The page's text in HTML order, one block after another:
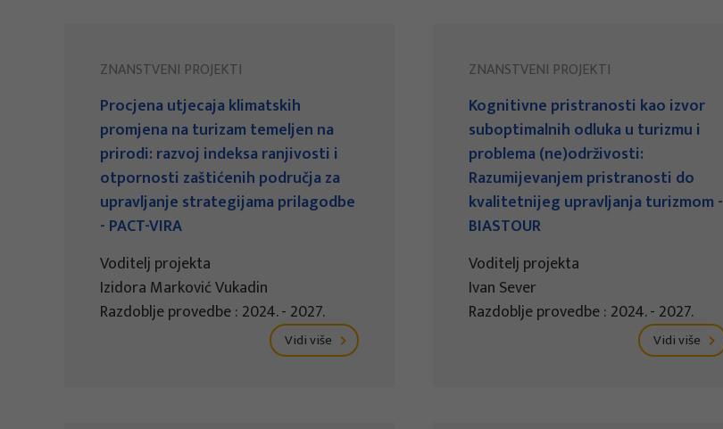
ZNANSTVENI PROJEKTI
Procjena utjecaja klimatskih
promjena na turizam temeljen na
prirodi: razvoj indeksa ranjivosti i
otpornosti zaštićenih područja za
upravljanje strategijama prilagodbe
- PACT-VIRA
Voditelj projekta
Izidora Marković Vukadin
Razdoblje provedbe : 2024. - 2027.
Vidi više
ZNANSTVENI PROJEKTI
Kognitivne pristranosti kao izvor
suboptimalnih odluka u turizmu i
problema (ne)održivosti:
Razumijevanjem pristranosti do
kvalitetnijeg upravljanja turizmom -
BIASTOUR
Voditelj projekta
Ivan Sever
Razdoblje provedbe : 2024. - 2027.
Vidi više